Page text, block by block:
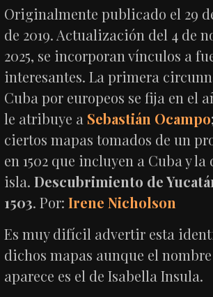
Originalmente publicado el 29
de 2019. Actualización del 4 de
2025, se incorporan vínculos a
interesantes. La primera
Cuba por europeos se fija en el
le atribuye a Sebastián Ocampo
ciertos mapas tomados de un
en 1502 que incluyen a Cuba y
isla.Descubrimiento de
1503. Por:Irene Nicholson
Es muy difícil advertir esta
dichos mapas aunque el
aparece es el de Isabella Insula.